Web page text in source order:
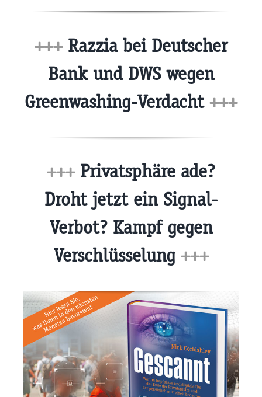
+++Razzia bei Deutscher
Bank und DWS wegen
Greenwashing-Verdacht +++
+++Privatsphäre ade?
Droht jetzt ein Signal-
Verbot? Kampf gegen
Verschlüsselung +++